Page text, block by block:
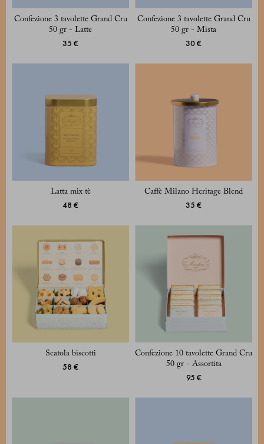
Confezione 3 tavolette Grand Cru
50 gr - Latte
35 €
Confezione 3 tavolette Grand Cru
50 gr - Mista
30 €
Latta mix tè
48 €
Caffè Milano Heritage Blend
35 €
Scatola biscotti
58 €
Confezione 10 tavolette Grand Cru
50 gr - Assortita
95 €